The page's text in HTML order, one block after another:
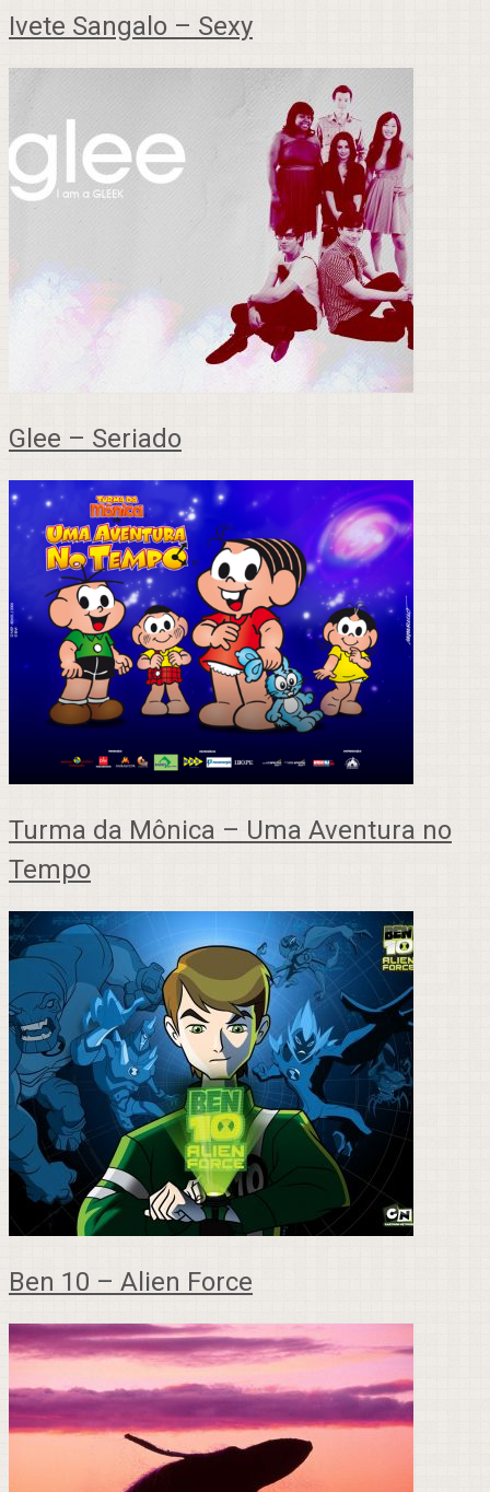
Ivete Sangalo – Sexy
Glee – Seriado
Turma da Mônica – Uma Aventura no
Tempo
Ben 10 – Alien Force